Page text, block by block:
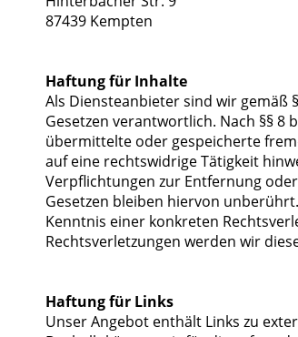
87439 Kempten
Haftung für Inhalte
Als Diensteanbieter sind wir gemäß
Gesetzen verantwortlich. Nach §§
übermittelte oder gespeicherte
auf eine rechtswidrige Tätigkeit
Verpflichtungen zur Entfernung
Gesetzen bleiben hiervon
Kenntnis einer konkreten
Rechtsverletzungen werden wir
Haftung für Links
Unser Angebot enthält Links zu